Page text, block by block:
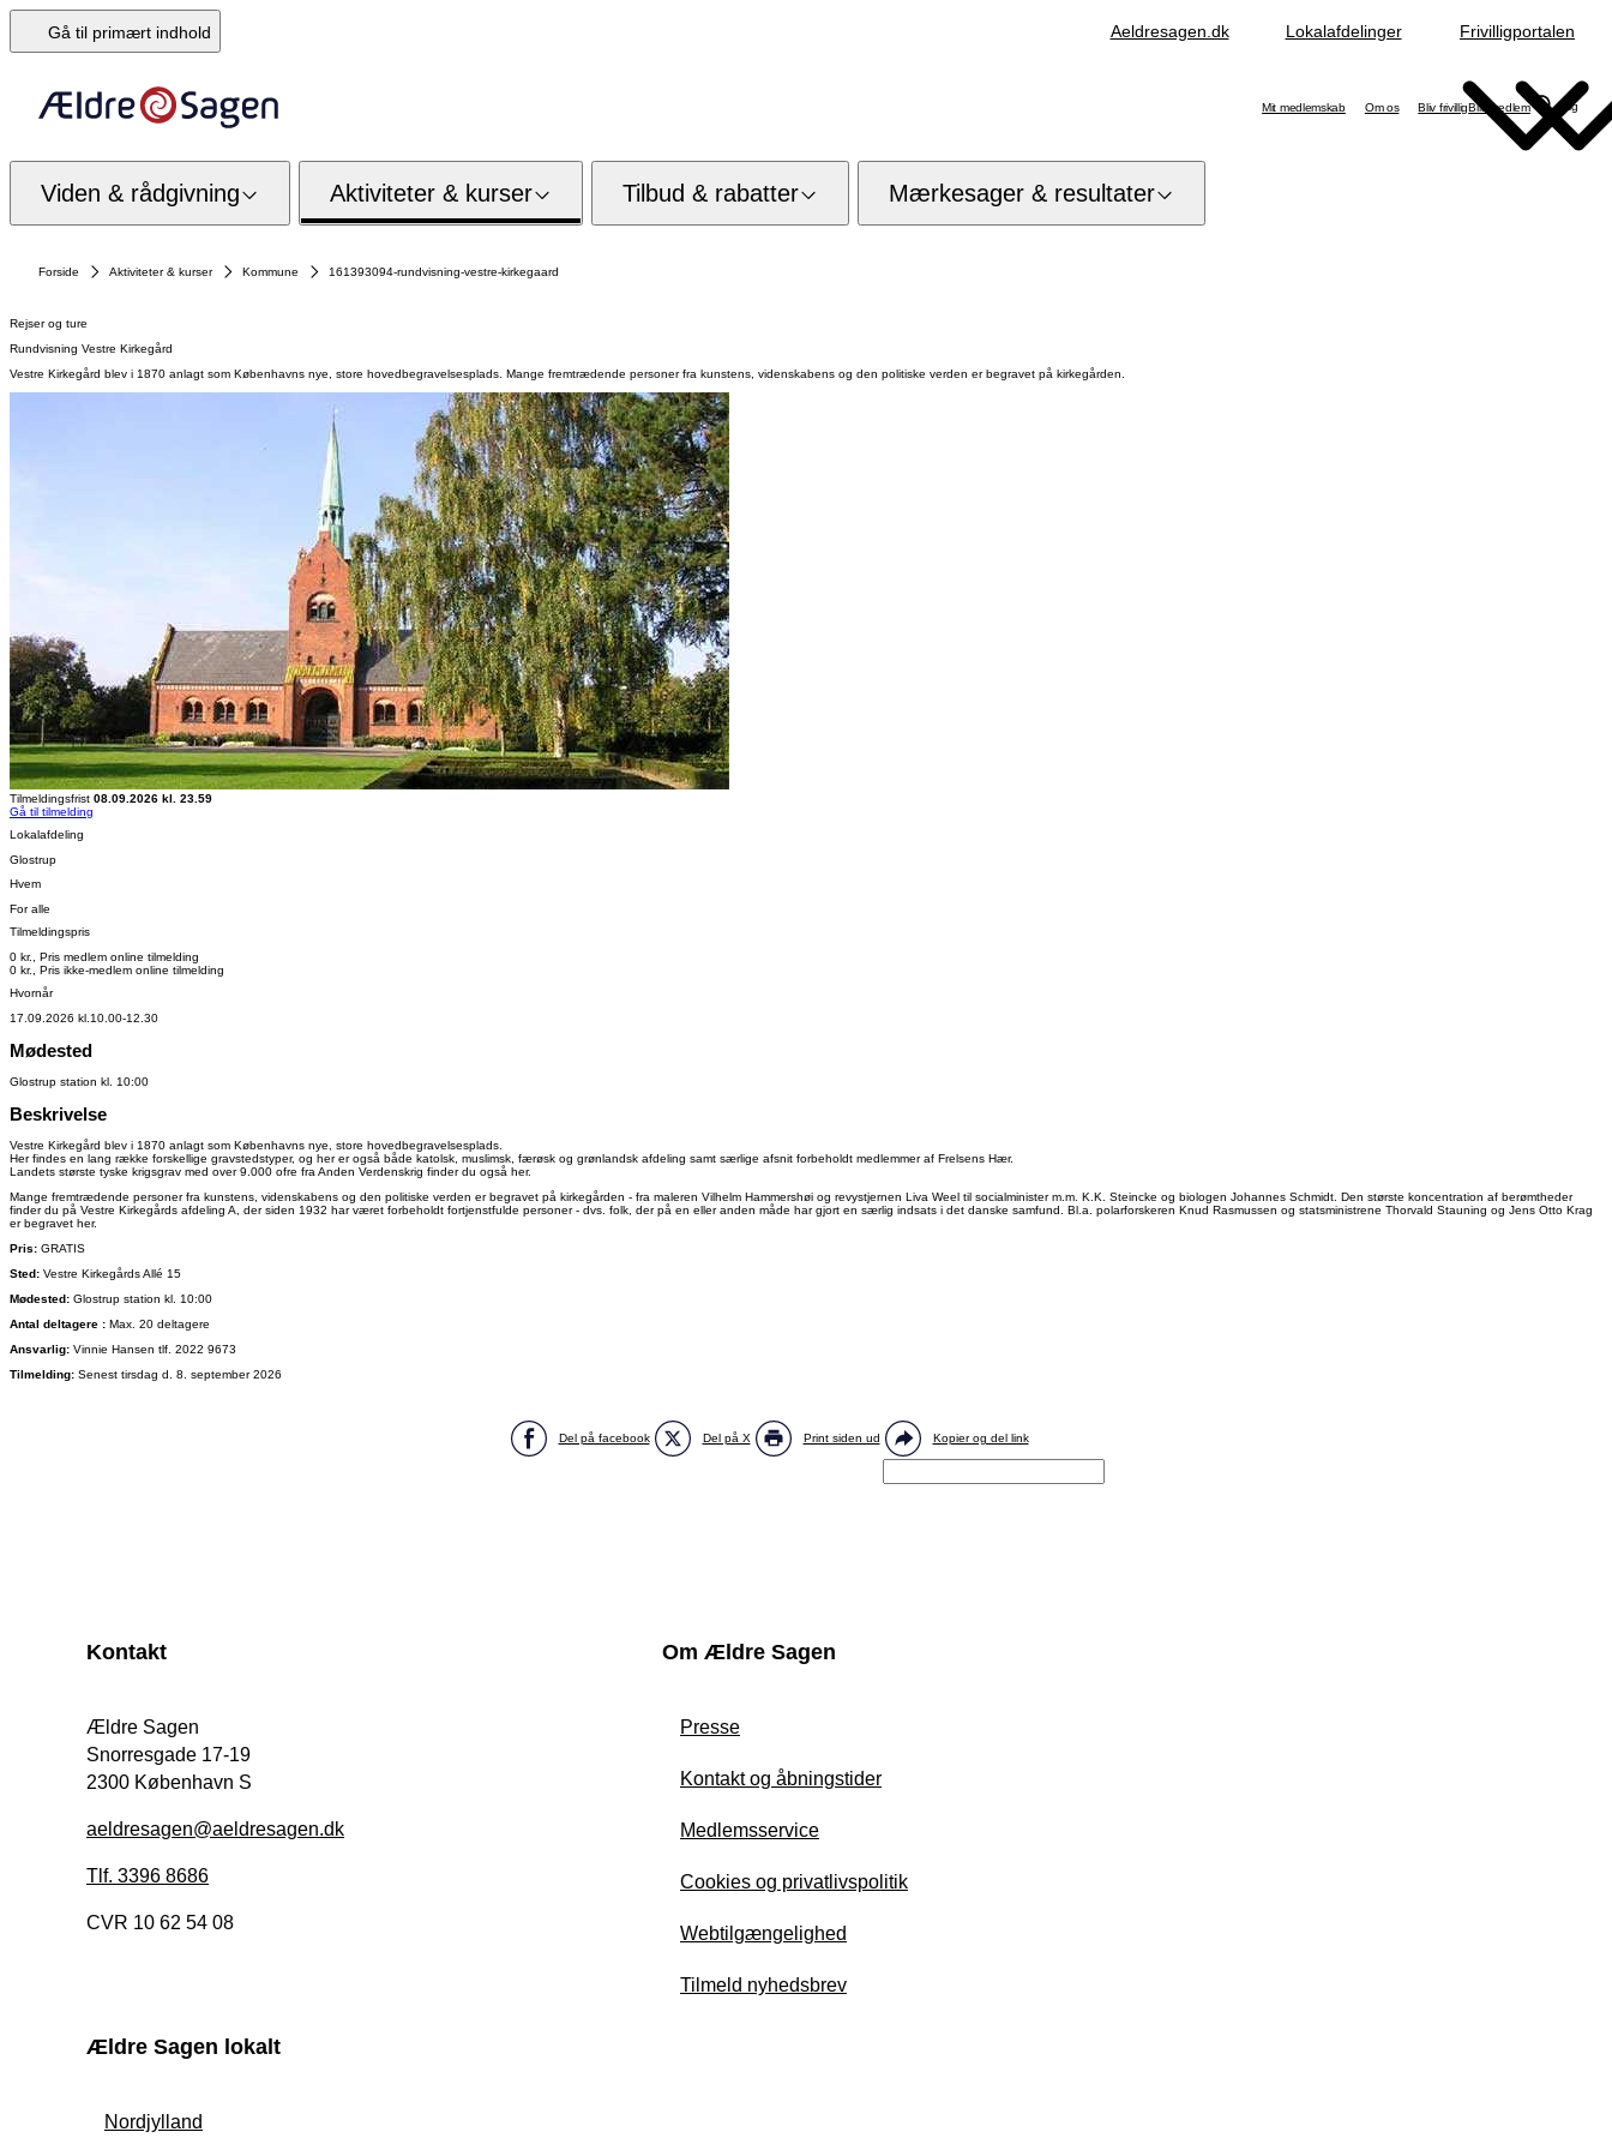
Gå til primært indhold Aeldresagen.dk Lokalafdelinger Frivilligportalen
Mit medlemskab Om os Bliv frivilligBliv medlem Søg
Viden & rådgivning Aktiviteter & kurser Tilbud & rabatter Mærkesager & resultater
Forside Aktiviteter & kurser Kommune 161393094-rundvisning-vestre-kirkegaard
Rejser og ture
Rundvisning Vestre Kirkegård
Vestre Kirkegård blev i 1870 anlagt som Københavns nye, store hovedbegravelsesplads. Mange fremtrædende personer fra kunstens, videnskabens og den politiske verden er begravet på kirkegården.
Tilmeldingsfrist 08.09.2026 kl. 23.59
Gå til tilmelding
Lokalafdeling
Glostrup
Hvem
For alle
Tilmeldingspris
0 kr., Pris medlem online tilmelding
0 kr., Pris ikke-medlem online tilmelding
Hvornår
17.09.2026 kl.10.00-12.30
Mødested
Glostrup station kl. 10:00
Beskrivelse
Vestre Kirkegård blev i 1870 anlagt som Københavns nye, store hovedbegravelsesplads.
Her findes en lang række forskellige gravstedstyper, og her er også både katolsk, muslimsk, færøsk og grønlandsk afdeling samt særlige afsnit forbeholdt medlemmer af Frelsens Hær.
Landets største tyske krigsgrav med over 9.000 ofre fra Anden Verdenskrig finder du også her.
Mange fremtrædende personer fra kunstens, videnskabens og den politiske verden er begravet på kirkegården - fra maleren Vilhelm Hammershøi og revystjernen Liva Weel til socialminister m.m. K.K. Steincke og biologen Johannes Schmidt. Den største koncentration af berømtheder
finder du på Vestre Kirkegårds afdeling A, der siden 1932 har været forbeholdt fortjenstfulde personer - dvs. folk, der på en eller anden måde har gjort en særlig indsats i det danske samfund. Bl.a. polarforskeren Knud Rasmussen og statsministrene Thorvald Stauning og Jens Otto Krag
er begravet her.
Pris: GRATIS
Sted: Vestre Kirkegårds Allé 15
Mødested: Glostrup station kl. 10:00
Antal deltagere : Max. 20 deltagere
Ansvarlig: Vinnie Hansen tlf. 2022 9673
Tilmelding: Senest tirsdag d. 8. september 2026
Del på facebook Del på X Print siden ud Kopier og del link
Kontakt
Ældre Sagen
Snorresgade 17-19
2300 København S
aeldresagen@aeldresagen.dk
Tlf. 3396 8686
CVR 10 62 54 08
Om Ældre Sagen
Presse
Kontakt og åbningstider
Medlemsservice
Cookies og privatlivspolitik
Webtilgængelighed
Tilmeld nyhedsbrev
Ældre Sagen lokalt
Nordjylland